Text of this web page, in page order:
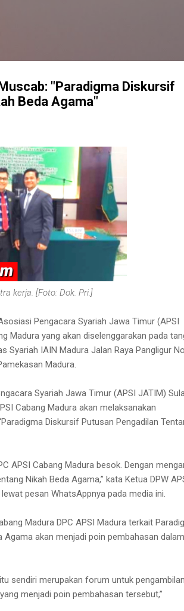
"Paradigma Diskursif
Beda Agama"
kerja. [Foto: Dok. Pri.]
Pengacara Syariah Jawa Timur (APSI
Madura yang akan diselenggarakan pada
Syariah IAIN Madura Jalan Raya Pangligur
Madura.
Syariah Jawa Timur (APSI JATIM)
Cabang Madura akan melaksanakan
Diskursif Putusan Pengadilan
APSI Cabang Madura besok. Dengan
Nikah Beda Agama,” kata Ketua DPW
pesan WhatsAppnya pada media ini.
Madura DPC APSI Madura terkait
Agama akan menjadi poin pembahasan dalam
sendiri merupakan forum untuk
menjadi poin pembahasan tersebut,”